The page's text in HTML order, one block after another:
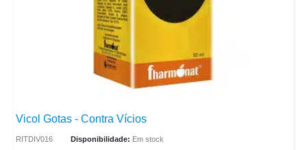
Vicol Gotas - Contra Vícios
RITDIV016 Disponibilidade: Em stock